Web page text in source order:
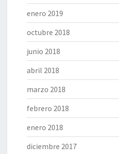
enero 2019
octubre 2018
junio 2018
abril 2018
marzo 2018
febrero 2018
enero 2018
diciembre 2017